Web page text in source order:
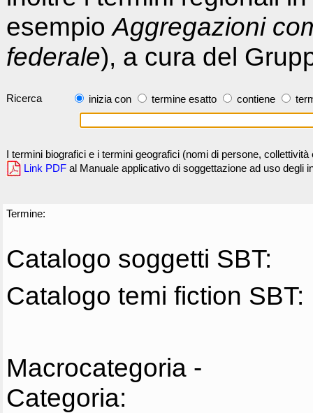
esempioAggregazioni
federale), a cura del
Ricerca inizia con termine esatto contiene
I termini biografici e i termini geografici (nomi di persone,
Link PDF al Manuale applicativo di soggettazione ad uso degli
Termine:
Catalogo soggetti SBT:
Catalogo temi fiction SBT:
Macrocategoria -
Categoria: